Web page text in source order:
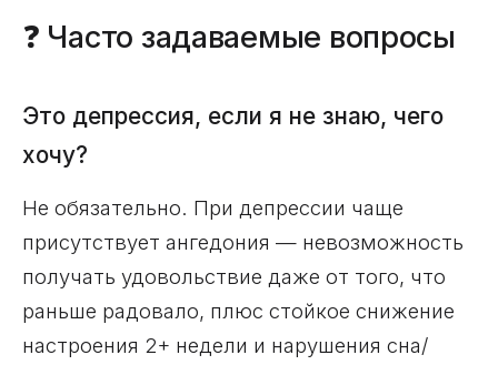
❓ Часто задаваемые вопросы
Это депрессия, если я не знаю, чего
хочу?
Не обязательно. При депрессии чаще
присутствует ангедония — невозможность
получать удовольствие даже от того, что
раньше радовало, плюс стойкое снижение
настроения 2+ недели и нарушения сна/